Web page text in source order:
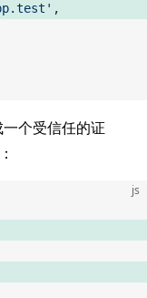
,
个受信任的证
js